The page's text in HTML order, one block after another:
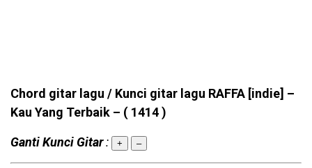
Chord gitar lagu / Kunci gitar lagu RAFFA [indie] –
Kau Yang Terbaik – ( 1414 )
Ganti Kunci Gitar: + –